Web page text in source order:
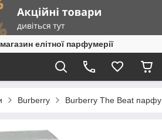
елітної парфумерії
Burberry Burberry The Beat